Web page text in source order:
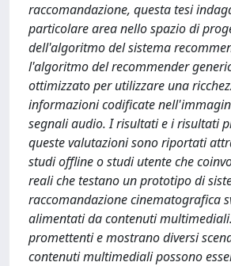
raccomandazione, questa tesi
particolare area nello spazio di
dell'algoritmo del sistema
l'algoritmo del recommender
ottimizzato per utilizzare una
informazioni codificate
segnali audio. I risultati e i risultati
queste valutazioni sono riportati
studi offline o studi utente che
reali che testano un prototipo di
raccomandazione cinematografica
alimentati da contenuti
promettenti e mostrano diversi
contenuti multimediali possono